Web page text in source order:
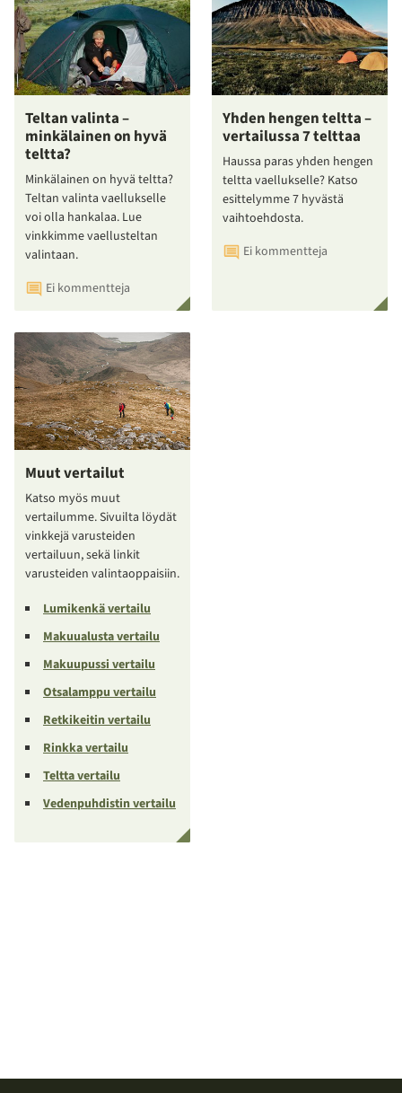
Teltan valinta –
minkälainen on hyvä
teltta?
Minkälainen on hyvä teltta?
Teltan valinta vaellukselle
voi olla hankalaa. Lue
vinkkimme vaellusteltan
valintaan.
Ei kommentteja
Yhden hengen teltta –
vertailussa 7 telttaa
Haussa paras yhden hengen
teltta vaellukselle? Katso
esittelymme 7 hyvästä
vaihtoehdosta.
Ei kommentteja
Muut vertailut
Katso myös muut
vertailumme. Sivuilta löydät
vinkkejä varusteiden
vertailuun, sekä linkit
varusteiden valintaoppaisiin.
Lumikenkä vertailu
Makuualusta vertailu
Makuupussi vertailu
Otsalamppu vertailu
Retkikeitin vertailu
Rinkka vertailu
Teltta vertailu
Vedenpuhdistin vertailu